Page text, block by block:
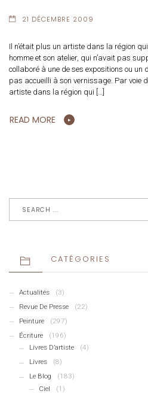
21 DÉCEMBRE 2009
Il n’était plus un artiste dans la région qui
homme et son atelier, qui n’avait pas
collaboré à une de ses expositions ou un
pas accueilli à son vernissage. Par voie
artiste dans la région qui […]
READ MORE
CATÉGORIES
Actualités
(3)
Revue De Presse
(22)
Peinture
(297)
Écriture
(196)
Livres D’artiste
(4)
Livres
(8)
Le Blog
(183)
Ciel
(1)